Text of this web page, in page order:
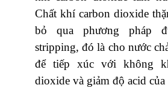
Chất khí carbon dioxide
bỏ qua phương pháp
stripping, đó là cho nước
để tiếp xúc với không
dioxide và giảm độ acid của